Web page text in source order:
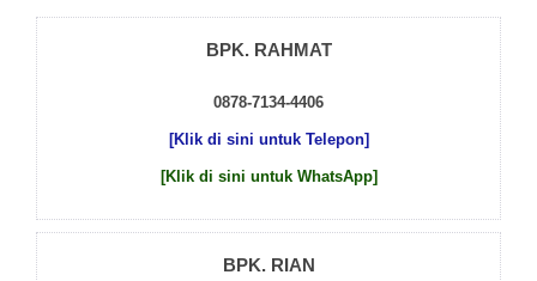
BPK. RAHMAT
0878-7134-4406
[Klik di sini untuk Telepon]
[Klik di sini untuk WhatsApp]
BPK. RIAN